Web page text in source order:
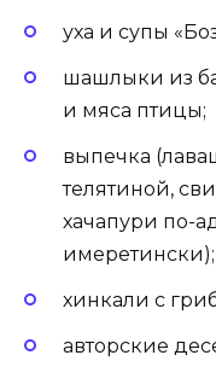
уха и супы
шашлыки из
и мяса птицы;
выпечка
телятиной,
хачапури по-
имеретински);
хинкали с
авторские